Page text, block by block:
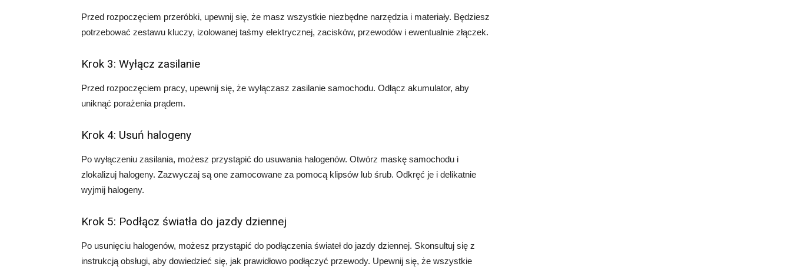
Przed rozpoczęciem przeróbki, upewnij się, że masz wszystkie niezbędne narzędzia i materiały. Będziesz
potrzebować zestawu kluczy, izolowanej taśmy elektrycznej, zacisków, przewodów i ewentualnie złączek.
Krok 3: Wyłącz zasilanie
Przed rozpoczęciem pracy, upewnij się, że wyłączasz zasilanie samochodu. Odłącz akumulator, aby
uniknąć porażenia prądem.
Krok 4: Usuń halogeny
Po wyłączeniu zasilania, możesz przystąpić do usuwania halogenów. Otwórz maskę samochodu i
zlokalizuj halogeny. Zazwyczaj są one zamocowane za pomocą klipsów lub śrub. Odkręć je i delikatnie
wyjmij halogeny.
Krok 5: Podłącz światła do jazdy dziennej
Po usunięciu halogenów, możesz przystąpić do podłączenia świateł do jazdy dziennej. Skonsultuj się z
instrukcją obsługi, aby dowiedzieć się, jak prawidłowo podłączyć przewody. Upewnij się, że wszystkie